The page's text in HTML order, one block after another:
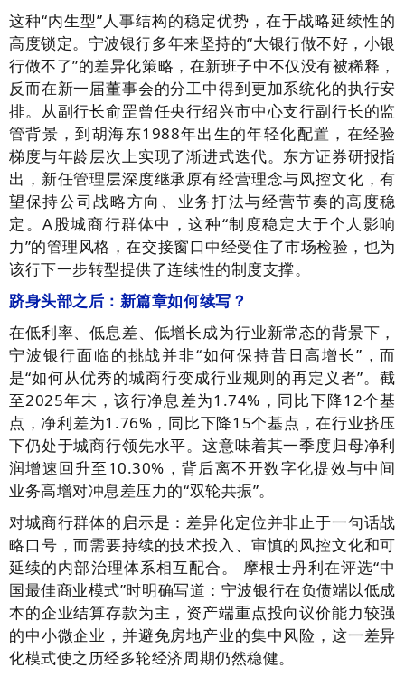
这种“内生型”人事结构的稳定优势，在于战略延续性的
高度锁定。宁波银行多年来坚持的“大银行做不好，小银
行做不了”的差异化策略，在新班子中不仅没有被稀释，
反而在新一届董事会的分工中得到更加系统化的执行安
排。从副行长俞罡曾任央行绍兴市中心支行副行长的监
管背景，到胡海东1988年出生的年轻化配置，在经验
梯度与年龄层次上实现了渐进式迭代。东方证券研报指
出，新任管理层深度继承原有经营理念与风控文化，有
望保持公司战略方向、业务打法与经营节奏的高度稳
定。A股城商行群体中，这种“制度稳定大于个人影响
力”的管理风格，在交接窗口中经受住了市场检验，也为
该行下一步转型提供了连续性的制度支撑。
跻身头部之后：新篇章如何续写？
在低利率、低息差、低增长成为行业新常态的背景下，
宁波银行面临的挑战并非“如何保持昔日高增长”，而
是“如何从优秀的城商行变成行业规则的再定义者”。截
至2025年末，该行净息差为1.74%，同比下降12个基
点，净利差为1.76%，同比下降15个基点，在行业挤压
下仍处于城商行领先水平。这意味着其一季度归母净利
润增速回升至10.30%，背后离不开数字化提效与中间
业务高增对冲息差压力的“双轮共振”。
对城商行群体的启示是：差异化定位并非止于一句话战
略口号，而需要持续的技术投入、审慎的风控文化和可
延续的内部治理体系相互配合。 摩根士丹利在评选“中
国最佳商业模式”时明确写道：宁波银行在负债端以低成
本的企业结算存款为主，资产端重点投向议价能力较强
的中小微企业，并避免房地产业的集中风险，这一差异
化模式使之历经多轮经济周期仍然稳健。